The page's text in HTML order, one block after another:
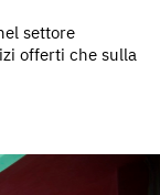
settore
offerti che sulla